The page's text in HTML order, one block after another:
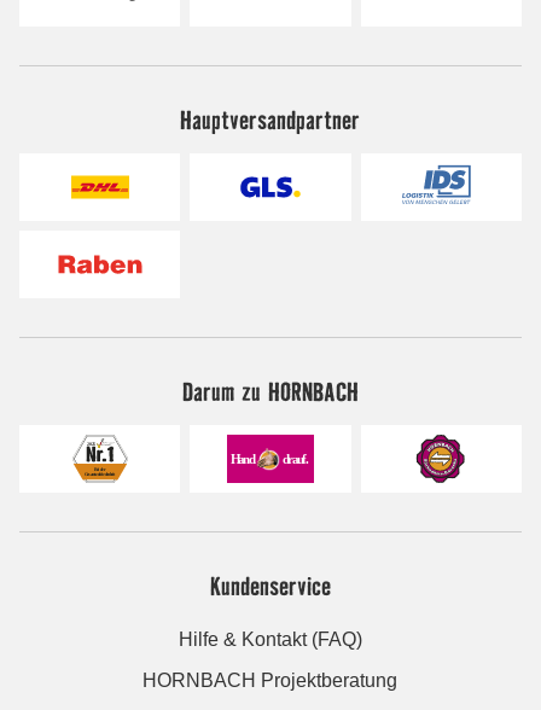
Hauptversandpartner
Darum zu HORNBACH
Kundenservice
Hilfe & Kontakt (FAQ)
HORNBACH Projektberatung